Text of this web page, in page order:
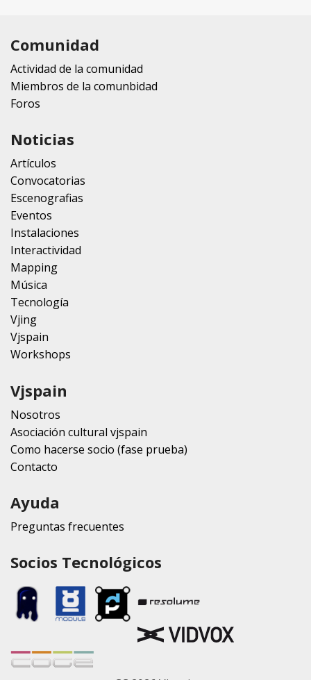
Comunidad
Actividad de la comunidad
Miembros de la comunbidad
Foros
Noticias
Artículos
Convocatorias
Escenografias
Eventos
Instalaciones
Interactividad
Mapping
Música
Tecnología
Vjing
Vjspain
Workshops
Vjspain
Nosotros
Asociación cultural vjspain
Como hacerse socio (fase prueba)
Contacto
Ayuda
Preguntas frecuentes
Socios Tecnológicos